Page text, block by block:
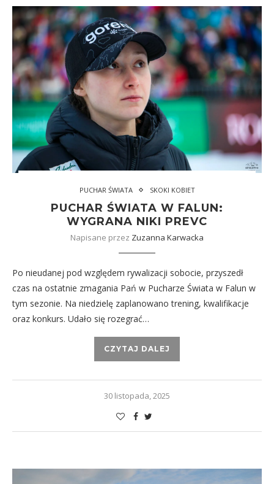
PUCHAR ŚWIATA SKOKI KOBIET
PUCHAR ŚWIATA W FALUN:
WYGRANA NIKI PREVC
Napisane przez Zuzanna Karwacka
Po nieudanej pod względem rywalizacji sobocie, przyszedł
czas na ostatnie zmagania Pań w Pucharze Świata w Falun w
tym sezonie. Na niedzielę zaplanowano trening, kwalifikacje
oraz konkurs. Udało się rozegrać…
CZYTAJ DALEJ
30 listopada, 2025